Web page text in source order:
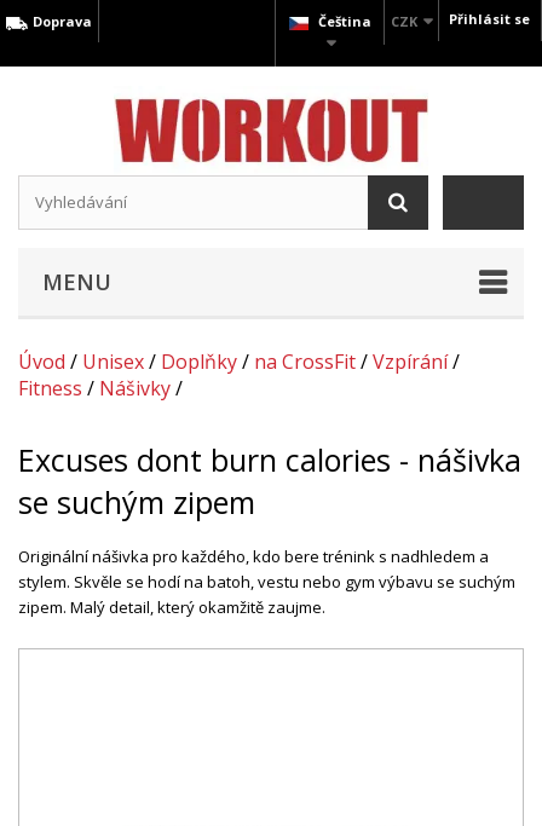
Přihlásit se
CZK
Čeština
Doprava
MENU
Úvod / Unisex/ Doplňky/ na CrossFit/Vzpírání/
Fitness / Nášivky/
Excuses dont burn calories - nášivka
se suchým zipem
Originální nášivka pro každého, kdo bere trénink s nadhledem a
stylem. Skvěle se hodí na batoh, vestu nebo gym výbavu se suchým
zipem. Malý detail, který okamžitě zaujme.